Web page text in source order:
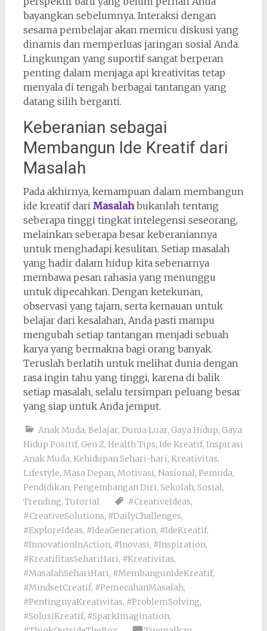
bayangkan sebelumnya. Interaksi dengan
sesama pembelajar akan memicu diskusi yang
dinamis dan memperluas jaringan sosial Anda.
Lingkungan yang suportif sangat berperan
penting dalam menjaga api kreativitas tetap
menyala di tengah berbagai tantangan yang
datang silih berganti.
Keberanian sebagai
Membangun Ide Kreatif dari
Masalah
Pada akhirnya, kemampuan dalam membangun
ide kreatif dari Masalahbukanlah tentang
seberapa tinggi tingkat intelegensi seseorang,
melainkan seberapa besar keberaniannya
untuk menghadapi kesulitan. Setiap masalah
yang hadir dalam hidup kita sebenarnya
membawa pesan rahasia yang menunggu
untuk dipecahkan. Dengan ketekunan,
observasi yang tajam, serta kemauan untuk
belajar dari kesalahan, Anda pasti mampu
mengubah setiap tantangan menjadi sebuah
karya yang bermakna bagi orang banyak.
Teruslah berlatih untuk melihat dunia dengan
rasa ingin tahu yang tinggi, karena di balik
setiap masalah, selalu tersimpan peluang besar
yang siap untuk Anda jemput.
Anak Muda, Belajar, Dunia Luar, Gaya Hidup, Gaya
Hidup Positif, Gen Z, Health Tips, Ide Kreatif, Inspirasi
Anak Muda, Kehidupan Sehari-hari, Kreativitas,
Lifestyle, Masa Depan, Motivasi, Nasional, Pemuda,
Pendidikan, Pengembangan Diri, Sekolah, Sosial,
Trending, Tutorial #CreativeIdeas,
#CreativeSolutions, #DailyChallenges,
#ExploreIdeas, #IdeaGeneration, #IdeKreatif,
#InnovationInAction, #Inovasi, #Inspiration,
#KreatifitasSehariHari, #Kreativitas,
#MasalahSehariHari, #MembangunIdeKreatif,
#MindsetCreatif, #PemecahanMasalah,
#PentingnyaKreativitas, #ProblemSolving,
#SolusiKreatif, #SparkImagination,